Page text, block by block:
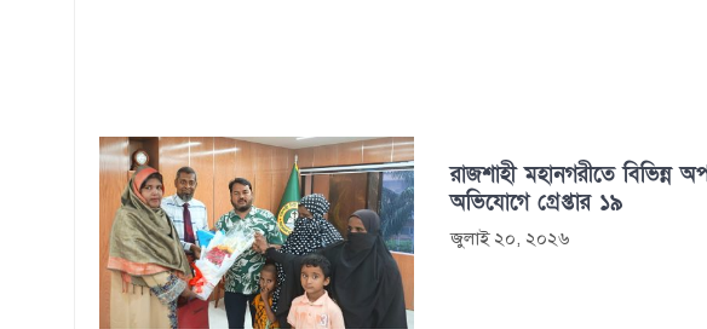
রাজশাহী মহানগরীতে বিভিন্ন
অভিযোগে গ্রেপ্তার ১৯
জুলাই ২০, ২০২৬